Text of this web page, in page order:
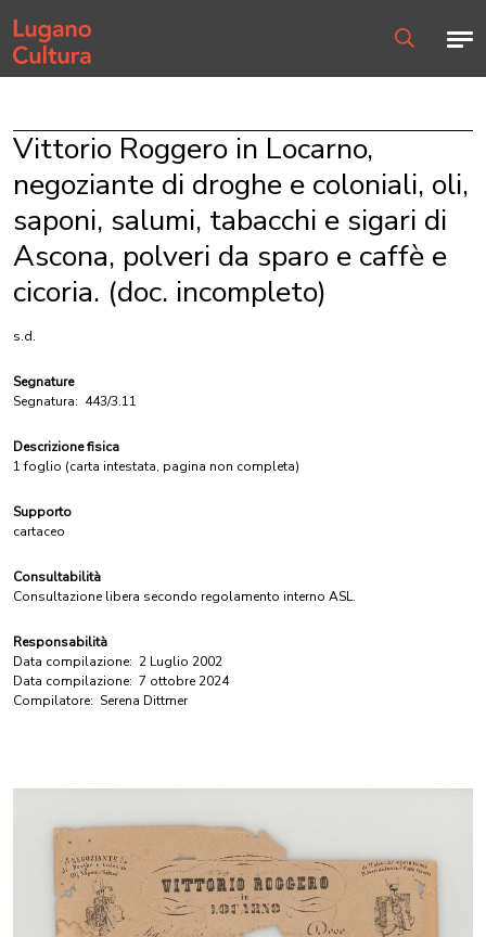
Home page
Vittorio Roggero in Locarno,
negoziante di droghe e coloniali, oli,
saponi, salumi, tabacchi e sigari di
Ascona, polveri da sparo e caffè e
cicoria. (doc. incompleto)
s.d.
Segnature
Segnatura: 443/3.11
Descrizione fisica
1 foglio (carta intestata, pagina non completa)
Supporto
cartaceo
Consultabilità
Consultazione libera secondo regolamento interno ASL.
Responsabilità
Data compilazione: 2 Luglio 2002
Data compilazione: 7 ottobre 2024
Compilatore: Serena Dittmer